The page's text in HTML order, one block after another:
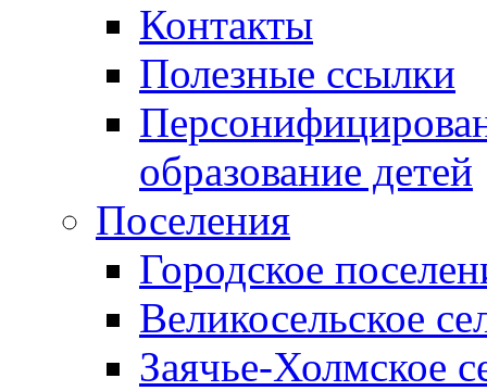
Контакты
Полезные ссылки
образование детей
Поселения
Городское
Великосельское
Заячье-Холмское